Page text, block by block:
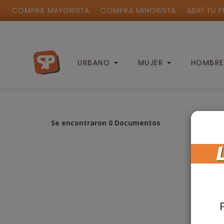
URBANO MUJER HOMBRE
COMPRA MAYORISTA COMPRA MINORISTA ABRÍ TU
Se encontraron 0 Documentos